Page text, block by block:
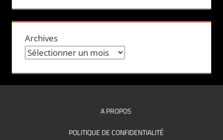
Archives
A PROPOS
POLITIQUE DE CONFIDENTIALITÉ